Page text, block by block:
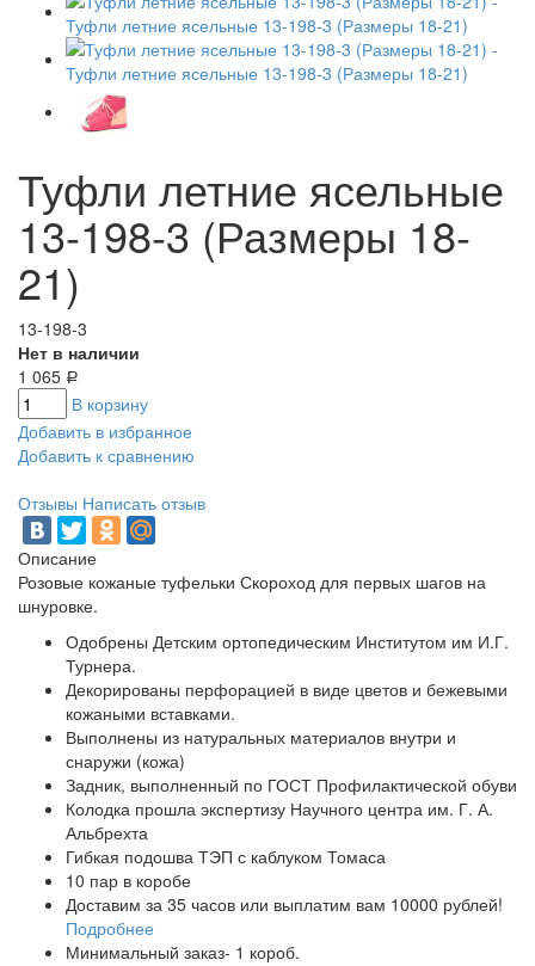
Туфли летние ясельные
13-198-3 (Размеры 18-
21)
13-198-3
Нет в наличии
1 065 Р
В корзину
Добавить в избранное
Добавить к сравнению
Отзывы Написать отзыв
Описание
Розовые кожаные туфельки Скороход для первых шагов на
шнуровке.
Одобрены Детским ортопедическим Институтом им И.Г.
Турнера.
Декорированы перфорацией в виде цветов и бежевыми
кожаными вставками.
Выполнены из натуральных материалов внутри и
снаружи (кожа)
Задник, выполненный по ГОСТ Профилактической обуви
Колодка прошла экспертизу Научного центра им. Г. А.
Альбрехта
Гибкая подошва ТЭП с каблуком Томаса
10 пар в коробе
Доставим за 35 часов или выплатим вам 10000 рублей!
Подробнее
Минимальный заказ- 1 короб.